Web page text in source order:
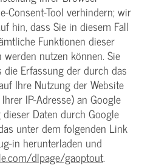
Consent-Tool verhindern; wir
hin, dass Sie in diesem Fall
Funktionen dieser
nutzen können. Sie
Erfassung der durch das
Ihre Nutzung der Website
IP-Adresse) an Google
Daten durch Google
unter dem folgenden Link
in herunterladen und
dlpage/gaoptout.